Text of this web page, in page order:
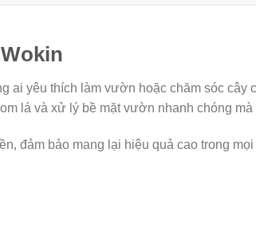
yêu thích làm vườn hoặc chăm sóc cây
lá và xử lý bề mặt vườn nhanh chóng
đảm bảo mang lại hiệu quả cao trong